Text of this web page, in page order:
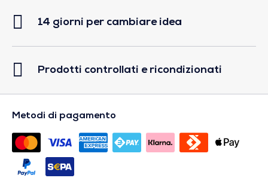
14 giorni per cambiare idea
Prodotti controllati e ricondizionati
Metodi di pagamento